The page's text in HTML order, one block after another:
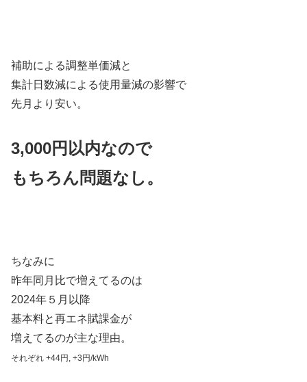
補助による調整単価減と
集計日数減による使用量減の影響で
先月より安い。
3,000円以内なので
もちろん問題なし。
ちなみに
昨年同月比で増えてるのは
2024年５月以降
基本料と再エネ賦課金が
増えてるのが主な理由。
それぞれ +44円, +3円/kWh